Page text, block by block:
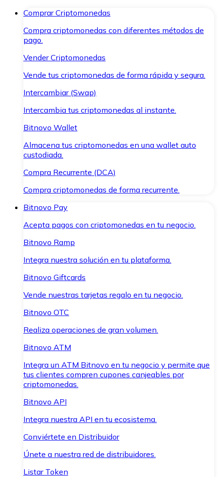
Comprar Criptomonedas
Compra criptomonedas con diferentes métodos de
pago.
Vender Criptomonedas
Vende tus criptomonedas de forma rápida y segura.
Intercambiar (Swap)
Intercambia tus criptomonedas al instante.
Bitnovo Wallet
Almacena tus criptomonedas en una wallet auto
custodiada.
Compra Recurrente (DCA)
Compra criptomonedas de forma recurrente.
Bitnovo Pay
Acepta pagos con criptomonedas en tu negocio.
Bitnovo Ramp
Integra nuestra solución en tu plataforma.
Bitnovo Giftcards
Vende nuestras tarjetas regalo en tu negocio.
Bitnovo OTC
Realiza operaciones de gran volumen.
Bitnovo ATM
Integra un ATM Bitnovo en tu negocio y permite que
tus clientes compren cupones canjeables por
criptomonedas.
Bitnovo API
Integra nuestra API en tu ecosistema.
Conviértete en Distribuidor
Únete a nuestra red de distribuidores.
Listar Token